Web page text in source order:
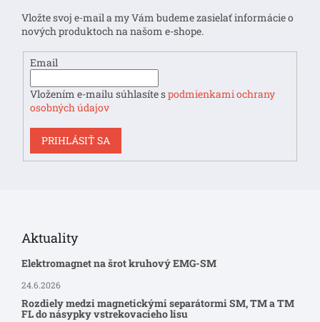
Vložte svoj e-mail a my Vám budeme zasielať informácie o
nových produktoch na našom e-shope.
Email
Vložením e-mailu súhlasíte spodmienkami ochrany
osobných údajov
PRIHLÁSIŤ SA
Aktuality
Elektromagnet na šrot kruhový EMG-SM
24.6.2026
Rozdiely medzi magnetickými separátormi SM, TM a TM
FL do násypky vstrekovacieho lisu